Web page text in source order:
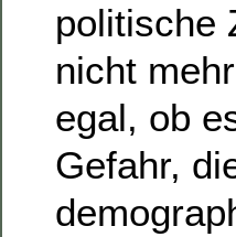
politische
nicht
egal, ob
Gefahr,